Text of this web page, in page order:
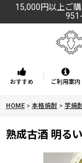
15,000円以上ご
おすすめ ご利用案内
HOME > 本格焼酎 > 芋焼
熟成古酒 明る